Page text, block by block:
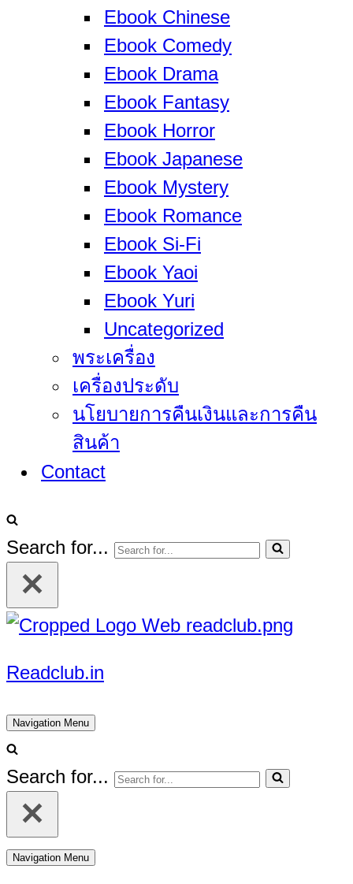
Ebook Chinese
Ebook Comedy
Ebook Drama
Ebook Fantasy
Ebook Horror
Ebook Japanese
Ebook Mystery
Ebook Romance
Ebook Si-Fi
Ebook Yaoi
Ebook Yuri
Uncategorized
พระเครื่อง
เครื่องประดับ
นโยบายการคืนเงินและการคืน
สินค้า
Contact
Search for...
Readclub.in
Navigation Menu
Search for...
Navigation Menu